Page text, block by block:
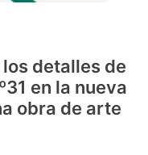
detalles de
en la nueva
obra de arte